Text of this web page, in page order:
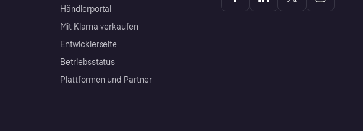
Händlerportal
Mit Klarna verkaufen
Entwicklerseite
Betriebsstatus
Plattformen und Partner